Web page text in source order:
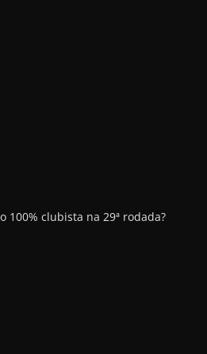
100% clubista na 29ª rodada?